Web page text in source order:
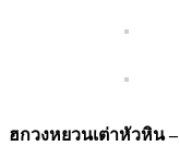
ฮกวงหยวนเต่าหัวหิน –